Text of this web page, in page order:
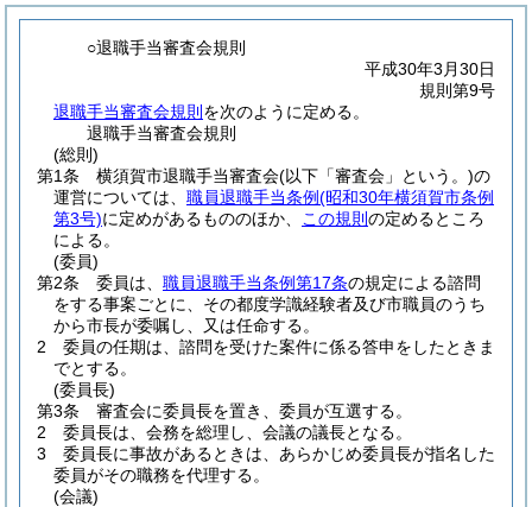
○退職手当審査会規則
平成30年3月30日
規則第9号
退職手当審査会規則 を次のように定める。
退職手当審査会規則
(総則)
第1条
横須賀市退職手当審査会(以下「審査会」という。)の
運営については、 職員退職手当条例(昭和30年横須賀市条例
第3号)に定めがあるもののほか、 この規則 の定めるところ
による。
(委員)
第2条
委員は、 職員退職手当条例第17条の規定による諮問
をする事案ごとに、その都度学識経験者及び市職員のうち
から市長が委嘱し、又は任命する。
2
委員の任期は、諮問を受けた案件に係る答申をしたときま
でとする。
(委員長)
第3条
審査会に委員長を置き、委員が互選する。
2
委員長は、会務を総理し、会議の議長となる。
3
委員長に事故があるときは、あらかじめ委員長が指名した
委員がその職務を代理する。
(会議)